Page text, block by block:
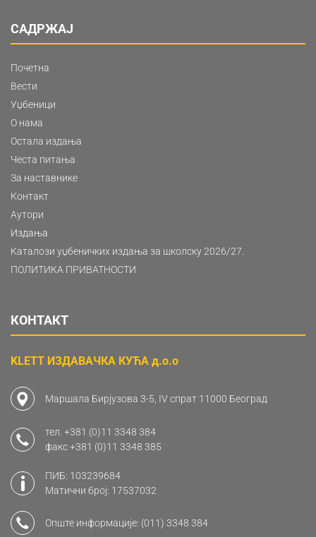
САДРЖАЈ
Почетна
Вести
Уџбеници
О нама
Остала издања
Честа питања
За наставнике
Контакт
Аутори
Издања
Каталози уџбеничких издања за школску 2026/27.
ПОЛИТИКА ПРИВАТНОСТИ
КОНТАКТ
KLETT ИЗДАВАЧКА КУЋА д.о.о
Маршала Бирјузова 3-5, IV спрат 11000 Београд
тел. +381 (0)11 3348 384
факс+381 (0)11 3348 385
ПИБ: 103239684
Матични број: 17537032
Опште информације: (011) 3348 384